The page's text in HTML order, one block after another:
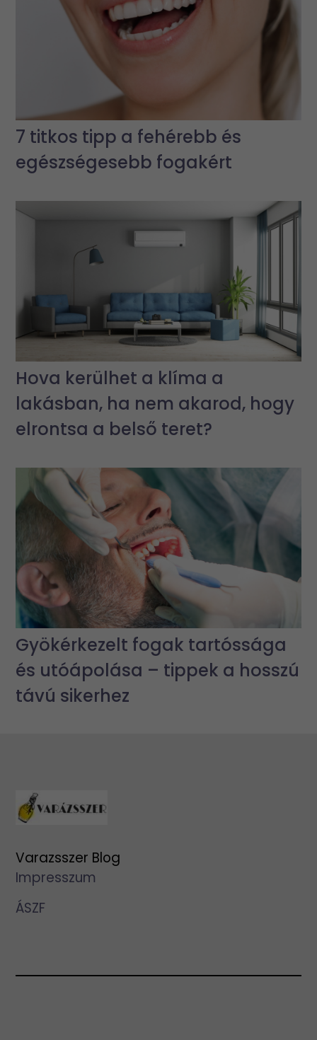
7 titkos tipp a fehérebb és
egészségesebb fogakért
Hova kerülhet a klíma a
lakásban, ha nem akarod, hogy
elrontsa a belső teret?
Gyökérkezelt fogak tartóssága
és utóápolása – tippek a hosszú
távú sikerhez
Varazsszer Blog
Impresszum
ÁSZF